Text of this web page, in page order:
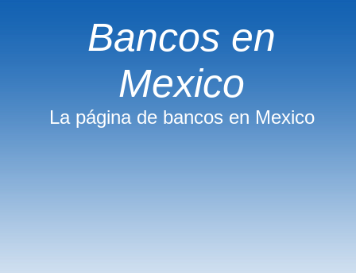
Bancos en
Mexico
La página de bancos en Mexico